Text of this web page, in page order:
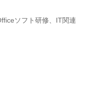
ソフト研修、IT関連